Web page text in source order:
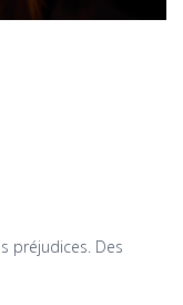
préjudices. Des